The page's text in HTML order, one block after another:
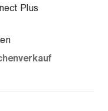
Plus